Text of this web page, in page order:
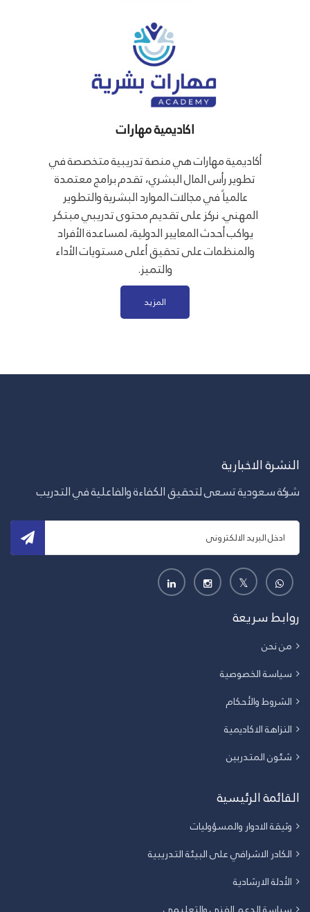
اكاديمية مهارات
أكاديمية مهارات هي منصة تدريبية متخصصة في
تطوير رأس المال البشري، تقدم برامج معتمدة
عالمياً في مجالات الموارد البشرية والتطوير
المهني. نركز على تقديم محتوى تدريبي مبتكر
يواكب أحدث المعايير الدولية، لمساعدة الأفراد
والمنظمات على تحقيق أعلى مستويات الأداء
والتميز.
المزيد
النشرة الاخبارية
شركة سعودية تسعى لتحقيق الكفاءة والفاعلية في التدريب
روابط سريعة
من نحن
سياسة الخصوصية
الشروط والأحكام
النزاهة الاكاديمية
شئون المتدربين
القائمة الرئيسية
وثيقة الادوار والمسؤوليات
الكادر الاشرافي على البيئة التدريبية
الأدلة الارشادية